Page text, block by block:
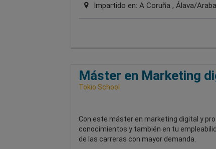
Impartido en: A Coruña , Álava/
Máster en Marketing
Tokio School
Con este máster en marketing digital y
conocimientos y también en tu
de las carreras con mayor demanda.